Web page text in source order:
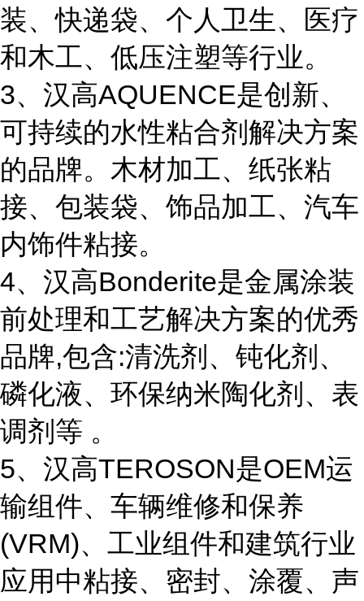
装、快递袋、个人卫生、医疗
和木工、低压注塑等行业。
3、汉高AQUENCE是创新、
可持续的水性粘合剂解决方案
的品牌。木材加工、纸张粘
接、包装袋、饰品加工、汽车
内饰件粘接。
4、汉高Bonderite是金属涂装
前处理和工艺解决方案的优秀
品牌,包含:清洗剂、钝化剂、
磷化液、环保纳米陶化剂、表
调剂等 。
5、汉高TEROSON是OEM运
输组件、车辆维修和保养
(VRM)、工业组件和建筑行业
应用中粘接、密封、涂覆、声